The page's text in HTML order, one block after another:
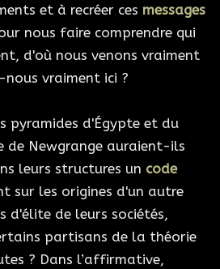
et à recréer ces messages
nous faire comprendre qui
d'où nous venons vraiment
vraiment ici ?
pyramides d'Égypte et du
de Newgrange auraient-ils
leurs structures un code
sur les origines d'un autre
d'élite de leurs sociétés,
partisans de la théorie
? Dans l’affirmative,